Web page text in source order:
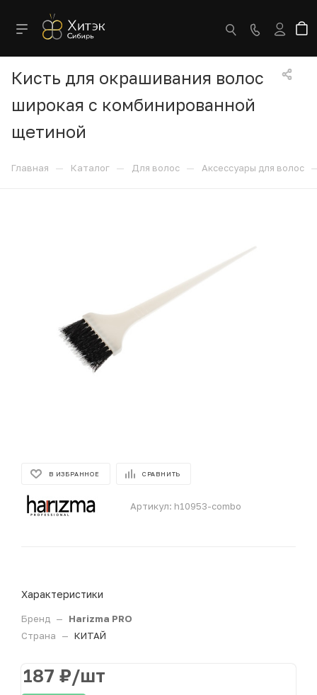
Кисть для окрашивания волос
широкая с комбинированной
щетиной
Главная — Каталог — Для волос — Аксессуары для волос
В ИЗБРАННОЕ СРАВНИТЬ
Артикул: h10953-combo
Характеристики
Бренд —
Harizma PRO
Страна
— КИТАЙ
187 ₽/шт